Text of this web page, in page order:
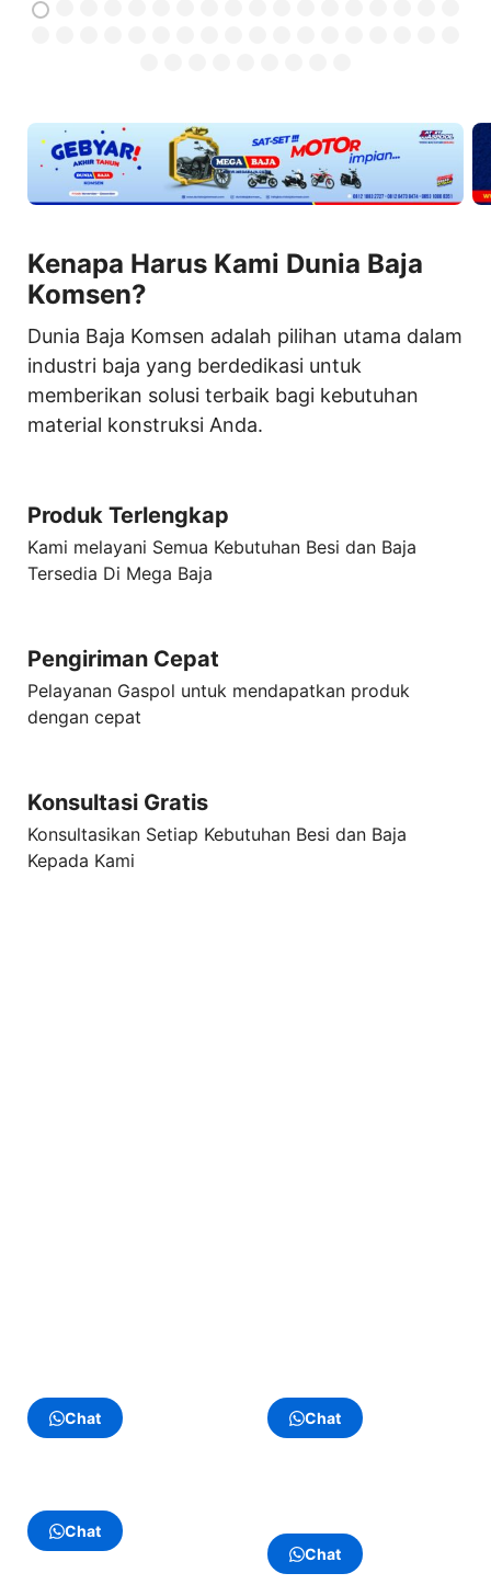
Kenapa Harus Kami Dunia Baja
Komsen?
Dunia Baja Komsen adalah pilihan utama dalam
industri baja yang berdedikasi untuk
memberikan solusi terbaik bagi kebutuhan
material konstruksi Anda.
Produk Terlengkap
Kami melayani Semua Kebutuhan Besi dan Baja
Tersedia Di Mega Baja
Pengiriman Cepat
Pelayanan Gaspol untuk mendapatkan produk
dengan cepat
Konsultasi Gratis
Konsultasikan Setiap Kebutuhan Besi dan Baja
Kepada Kami
Chat Chat
Chat
Chat